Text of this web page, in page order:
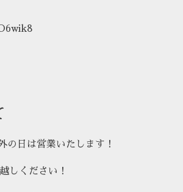
の日は営業いたします！
しください！